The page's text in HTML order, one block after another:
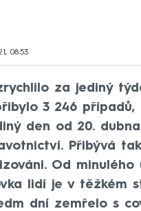
08:53
za jediný
3 246
den od 20.
Přibývá
Od
lidí je v těžkém
dní zemřelo s